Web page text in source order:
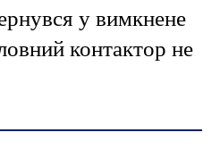
у вимкнене
контактор не